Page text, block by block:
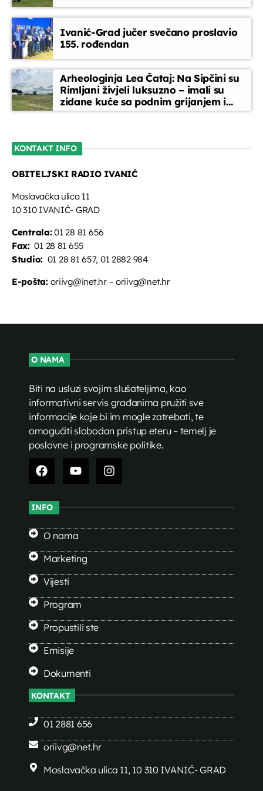
19:30 - 19:45
Glazbeni blok
19:45 - 20:45
20:45 - 20:50
Na žeravici
21:00 - 22:00
Ivanić-Grad jučer svečano proslavio
155. rođendan
Arheologinja Lea Čataj: Na Sipčini su
Rimljani živjeli luksuzno – imali su
zidane kuće sa podnim grijanjem i
oslikanim zidovima
KONTAKT INFO
OBITELJSKI RADIO IVANIĆ
Moslavačka ulica 11
10 310 IVANIĆ- GRAD
Centrala:01 28 81 656
Fax:01 28 81 655
Studio: 01 28 81 657, 01 2882 984
E-pošta:oriivg@inet.hr – oriivg@net.hr
O NAMA
Biti na usluzi svojim slušateljima, kao
informativni servis građanima pružiti sve
informacije koje bi im mogle zatrebati, te
omogućiti slobodan pristup eteru – temelj je
poslovne i programske politike.
INFO
O nama
Marketing
Vijesti
Program
Propustili ste
Emisije
Dokumenti
KONTAKT
01 2881 656
oriivg@net.hr
Moslavačka ulica 11, 10 310 IVANIĆ- GRAD